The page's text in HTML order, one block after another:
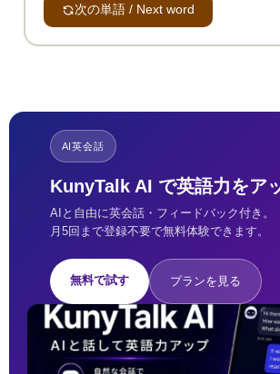
次の単語 / Next word
AI英会話
KunyTalk AI で英語力をア
AIと自由に英会話・フィードバック付き。
月5回まで登録不要で無料体験できます。
無料で試す プランを見る